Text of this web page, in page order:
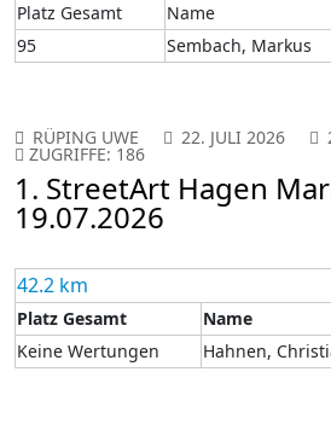
Platz Gesamt Name
95
Sembach, Markus
RÜPING UWE 22. JULI 2026
ZUGRIFFE: 186
1. StreetArt Hagen
19.07.2026
42.2 km
Platz Gesamt Name
Keine Wertungen
Hahnen,